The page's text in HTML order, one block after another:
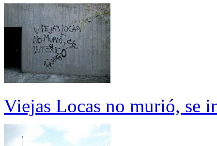
Viejas Locas no murió, se